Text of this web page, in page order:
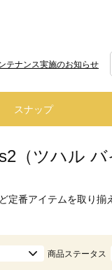
テナンス実施のお知らせ
スナップ
（ツハル
定番アイテムを取り揃
商品ステータス